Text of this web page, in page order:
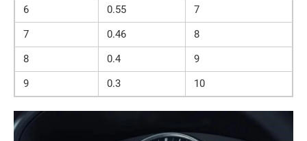
6
0.55
7
7
0.46
8
8
0.4
9
9
0.3 10